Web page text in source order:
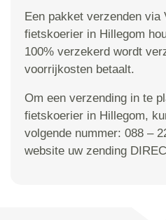
Een pakket verzenden via
fietskoerier in Hillegom
100% verzekerd wordt
voorrijkosten betaalt.
Om een verzending in te
fietskoerier in Hillegom,
volgende nummer: 088 –
website uw zending